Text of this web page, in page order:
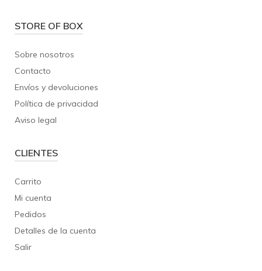
STORE OF BOX
Sobre nosotros
Contacto
Envíos y devoluciones
Política de privacidad
Aviso legal
CLIENTES
Carrito
Mi cuenta
Pedidos
Detalles de la cuenta
Salir